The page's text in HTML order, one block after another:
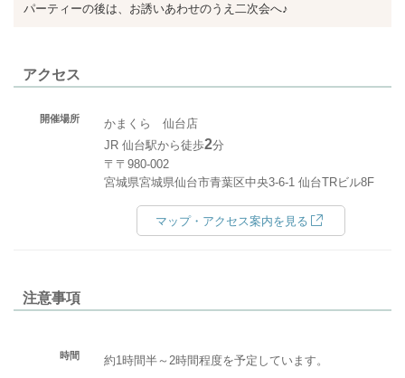
パーティーの後は、お誘いあわせのうえ二次会へ♪
アクセス
開催場所
かまくら 仙台店
JR 仙台駅から徒歩2分
〒〒980-002
宮城県宮城県仙台市青葉区中央3-6-1 仙台TRビル8F
マップ・アクセス案内を見る
注意事項
時間 約1時間半～2時間程度を予定しています。